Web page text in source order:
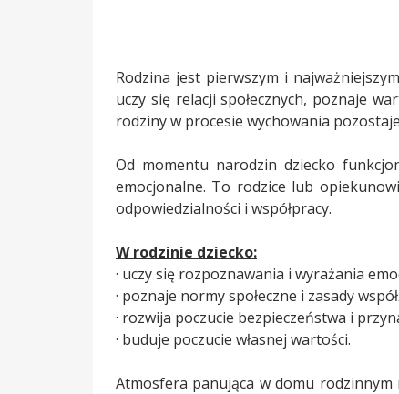
Rodzina jest pierwszym i
uczy się relacji społecznych, poznaje
rodziny w procesie wychowania
Od momentu narodzin dziecko
emocjonalne. To rodzice lub
odpowiedzialności i współpracy.
W rodzinie dziecko:
· uczy się rozpoznawania i wyrażania
· poznaje normy społeczne i zasady
· rozwija poczucie bezpieczeństwa i
· buduje poczucie własnej wartości.
Atmosfera panująca w domu rodzinnym